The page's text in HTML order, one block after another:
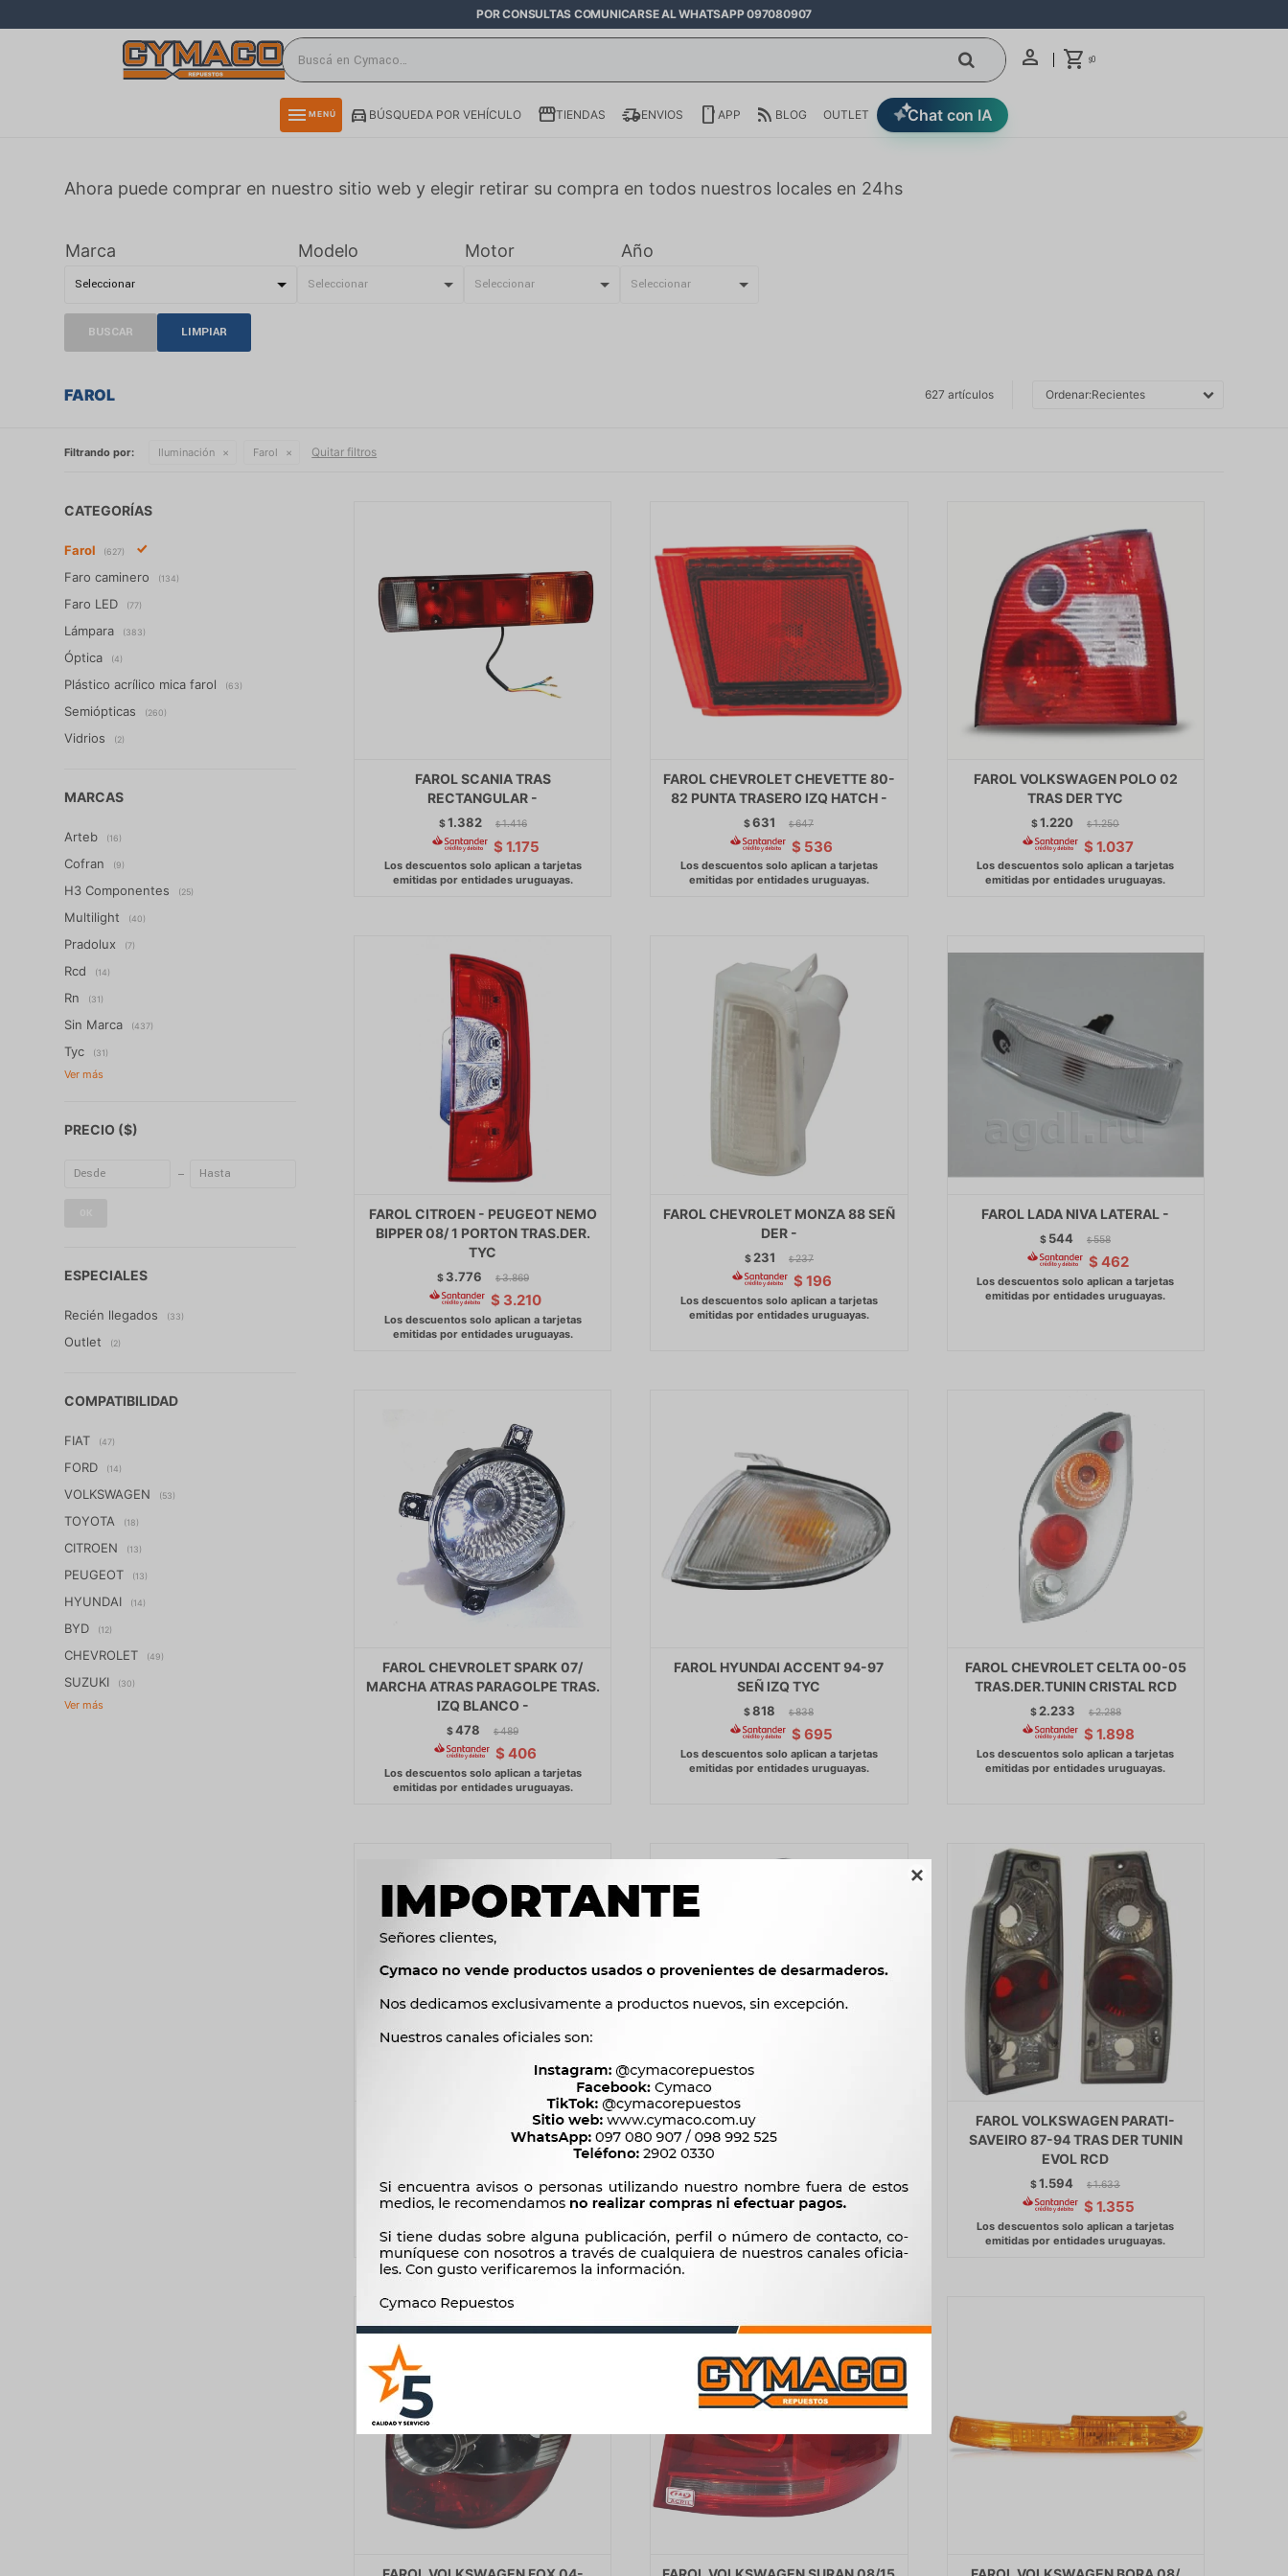

POR CONSULTAS COMUNICARSE AL WHATSAPP 097080907
$0
menu MENÚ Chat con IA
BÚSQUEDA POR VEHÍCULO TIENDAS ENVIOS APP BLOG OUTLET
Ahora puede comprar en nuestro sitio web y elegir retirar su compra en todos nuestros locales en 24hs
Marca Modelo Motor Año
BUSCAR LIMPIAR
FAROL 627 artículos Recientes
Filtrando por: Iluminación Farol Quitar filtros
FAROL SCANIA TRAS
RECTANGULAR -
$1.382 $ 1.416
$ 1.175
FAROL CHEVROLET CHEVETTE 80-
82 PUNTA TRASERO IZQ HATCH -
$631 $ 647
$ 536
FAROL VOLKSWAGEN POLO 02
TRAS DER TYC
$1.220 $ 1.250
$ 1.037
FAROL CITROEN - PEUGEOT NEMO
BIPPER 08/ 1 PORTON TRAS.DER.
TYC
$ 3.776 $ 3.869
$ 3.210
FAROL CHEVROLET MONZA 88 SEÑ
DER -
$ 231 $ 237
$ 196
FAROL LADA NIVA LATERAL -
$ 544 $ 558
$ 462
FAROL CHEVROLET SPARK 07/
MARCHA ATRAS PARAGOLPE TRAS.
IZQ BLANCO -
$478 $ 489
$ 406
FAROL HYUNDAI ACCENT 94-97
SEÑ IZQ TYC
$818 $ 838
$ 695
FAROL CHEVROLET CELTA 00-05
TRAS.DER.TUNIN CRISTAL RCD
$ 2.233 $ 2.288
$ 1.898
FAROL RENAULT KANGOO Z.E.
EUROPA 2011/ TRAS DER -
$3.342
FAROL VOLKSWAGEN GOL 85-86
SEÑALERO DEL. DER. BLANCO -
$82
FAROL VOLKSWAGEN PARATI-
SAVEIRO 87-94 TRAS DER TUNIN
EVOL RCD
$1.594 $ 1.633
$ 1.355
CATEGORÍAS
Farol (627)
Faro caminero (134)
Faro LED (77)
Lámpara (383)
Óptica (4)
Plástico acrílico mica farol (63)
Semiópticas (260)
Vidrios (2)
MARCAS
Arteb (16)
Cofran (9)
H3 Componentes (25)
Multilight (40)
Pradolux (7)
Rcd (14)
Rn (31)
Sin Marca (437)
Tyc (31)
PRECIO ($)
ESPECIALES
Recién llegados (33)
Outlet (2)
COMPATIBILIDAD
FIAT (47)
FORD (14)
VOLKSWAGEN (53)
TOYOTA (18)
CITROEN (13)
PEUGEOT (13)
HYUNDAI (14)
BYD (12)
CHEVROLET (49)
SUZUKI (30)
close
directions_car
smartphone